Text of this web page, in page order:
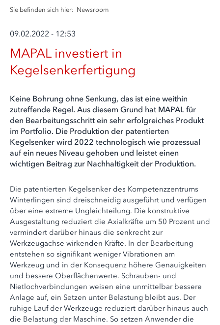
Sie befinden sich hier: Newsroom
09.02.2022 - 12:53
MAPAL investiert in
Kegelsenkerfertigung
Keine Bohrung ohne Senkung, das ist eine weithin
zutreffende Regel. Aus diesem Grund hat MAPAL für
den Bearbeitungsschritt ein sehr erfolgreiches Produkt
im Portfolio. Die Produktion der patentierten
Kegelsenker wird 2022 technologisch wie prozessual
auf ein neues Niveau gehoben und leistet einen
wichtigen Beitrag zur Nachhaltigkeit der Produktion.
Die patentierten Kegelsenker des Kompetenzzentrums
Winterlingen sind dreischneidig ausgeführt und verfügen
über eine extreme Ungleichteilung. Die konstruktive
Ausgestaltung reduziert die Axialkräfte um 50 Prozent und
vermindert darüber hinaus die senkrecht zur
Werkzeugachse wirkenden Kräfte. In der Bearbeitung
entstehen so signifikant weniger Vibrationen am
Werkzeug und in der Konsequenz höhere Genauigkeiten
und bessere Oberflächenwerte. Schrauben- und
Nietlochverbindungen weisen eine unmittelbar bessere
Anlage auf, ein Setzen unter Belastung bleibt aus. Der
ruhige Lauf der Werkzeuge reduziert darüber hinaus auch
die Belastung der Maschine. So setzen Anwender die